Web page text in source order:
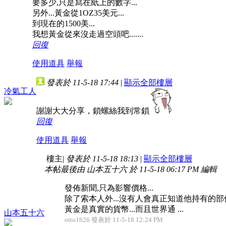
要多少,只是寫在紙上的數字...
另外...黃金從1OZ35美元...
到現在的1500美...
我想黃金從來沒走過空頭吧.......
回復
使用道具 舉報
冷氣工人
發表於 11-5-18 17:44 | 顯示全部樓層
謝謝大大分享，鎖螺絲我到常鎖
回復
使用道具 舉報
山本五十六
樓主| 發表於 11-5-18 18:13 | 顯示全部樓層
本帖最後由 山本五十六 於 11-5-18 06:17 PM 編輯
發佈新聞,只為影響價格...
除了索本人外...沒有人會真正知道他持有的部
黃金是真實的貨幣...而且世界通 ...
otto1826 發表於 11-5-18 12:24 PM